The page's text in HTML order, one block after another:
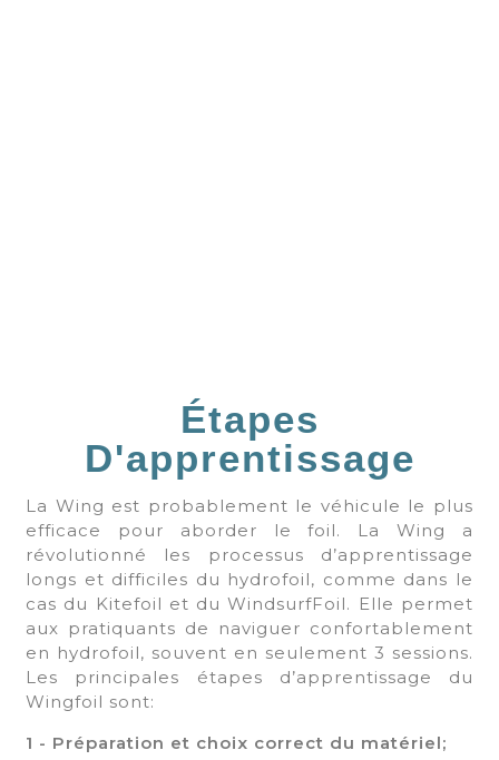
Étapes
D'apprentissage
La Wing est probablement le véhicule le plus
efficace pour aborder le foil. La Wing a
révolutionné les processus d’apprentissage
longs et difficiles du hydrofoil, comme dans le
cas du Kitefoil et du WindsurfFoil. Elle permet
aux pratiquants de naviguer confortablement
en hydrofoil, souvent en seulement 3 sessions.
Les principales étapes d’apprentissage du
Wingfoil sont:
1 - Préparation et choix correct du matériel;